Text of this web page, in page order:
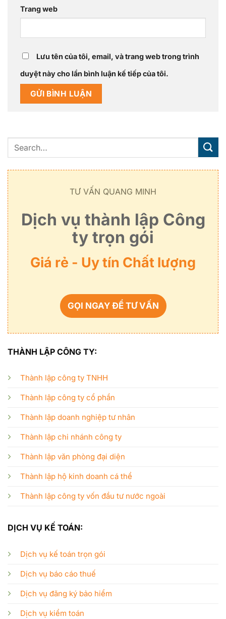
Trang web
Lưu tên của tôi, email, và trang web trong trình
duyệt này cho lần bình luận kế tiếp của tôi.
TƯ VẤN QUANG MINH
Dịch vụ thành lập Công
ty trọn gói
Giá rẻ - Uy tín Chất lượng
GỌI NGAY ĐỂ TƯ VẤN
THÀNH LẬP CÔNG TY:
Thành lập công ty TNHH
Thành lập công ty cổ phần
Thành lập doanh nghiệp tư nhân
Thành lập chi nhánh công ty
Thành lập văn phòng đại diện
Thành lập hộ kinh doanh cá thể
Thành lập công ty vốn đầu tư nước ngoài
DỊCH VỤ KẾ TOÁN:
Dịch vụ kế toán trọn gói
Dịch vụ báo cáo thuế
Dịch vụ đăng ký bảo hiểm
Dịch vụ kiểm toán